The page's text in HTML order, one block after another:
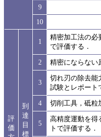
9
10
評
価
到
達
目
標
1
精密加工法の必
で評価する．
2
精密にならない
3
切れ刃の除去能
試験とレポート
4
切削工具，砥粒
5
高精度運動を得
トで評価する．